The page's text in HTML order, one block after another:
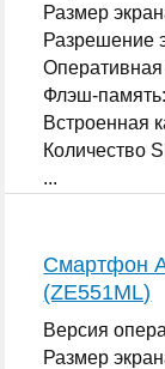
Размер
Разрешение
Флэш-
Встроенная
Количество
...
Смартфон
(ZE551ML)
Версия
Размер